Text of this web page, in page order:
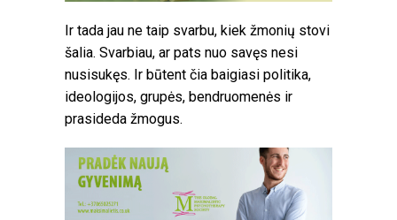
Ir tada jau ne taip svarbu, kiek žmonių stovi
šalia. Svarbiau, ar pats nuo savęs nesi
nusisukęs. Ir būtent čia baigiasi politika,
ideologijos, grupės, bendruomenės ir
prasideda žmogus.